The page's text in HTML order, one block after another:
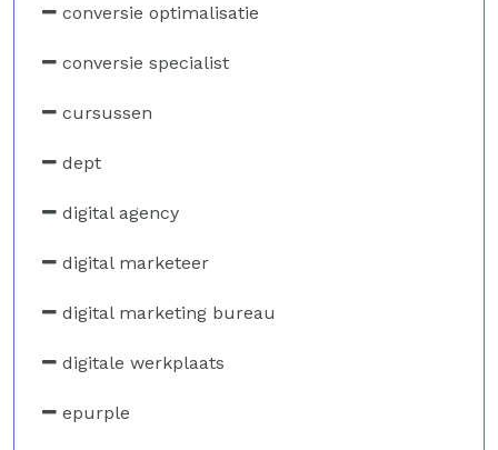
conversie optimalisatie
conversie specialist
cursussen
dept
digital agency
digital marketeer
digital marketing bureau
digitale werkplaats
epurple